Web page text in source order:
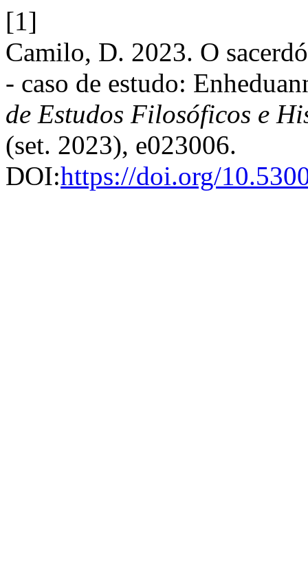
[1]
Camilo, D. 2023. O
- caso de estudo:
de Estudos Filosóficos e
(set. 2023), e023006.
DOI:https://doi.org/